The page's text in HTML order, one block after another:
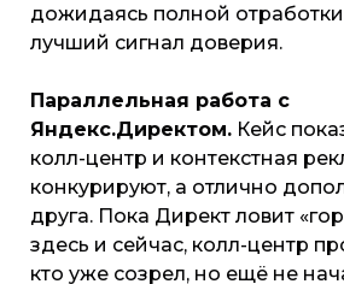
дожидаясь полной отработки
лучший сигнал доверия.
Параллельная работа с
Яндекс.Директом. Кейс
колл-центр и контекстная
конкурируют, а отлично
друга. Пока Директ ловит
здесь и сейчас, колл-центр
кто уже созрел, но ещё не